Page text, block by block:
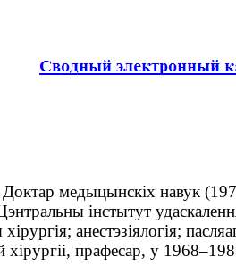
медыцынскіх навук
інстытут
анестэзіялогія;
прафесар, у